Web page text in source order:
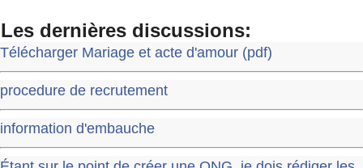
Les dernières discussions:
Télécharger Mariage et acte d'amour (pdf)
procedure de recrutement
information d'embauche